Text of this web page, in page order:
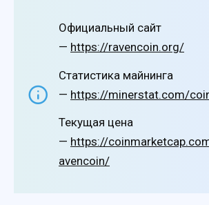
Официальный сайт
— https://ravencoin.org/
Статистика майнинга
— https://minerstat.com/
Текущая цена
— https://
avencoin/